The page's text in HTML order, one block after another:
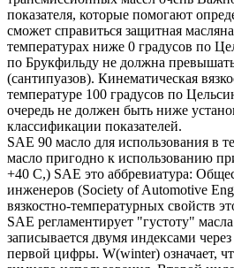
показателя, которые помогают
сможет справиться защитная
температурах ниже 0 градусов по
по Брукфильду не должна
(сантипуазов). Кинематическая
температуре 100 градусов по
очередь не должен быть ниже
классификации показателей.
SAE 90 масло для использования в
масло пригодно к использованию
+40 С,) SAE это аббревиатура:
инженеров (Society of Automotive
вязкостно-температурных свойств
SAE регламентирует "густоту"
записывается двумя индексами
первой цифры. W(winter) означает,